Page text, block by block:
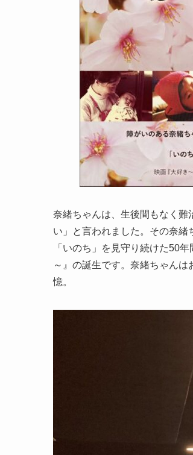
奈緒ちゃんは、生後間もなく難
い」と言われました。その奈
「いのち」を見守り続けた50
～』の誕生です。奈緒ちゃん
憶。